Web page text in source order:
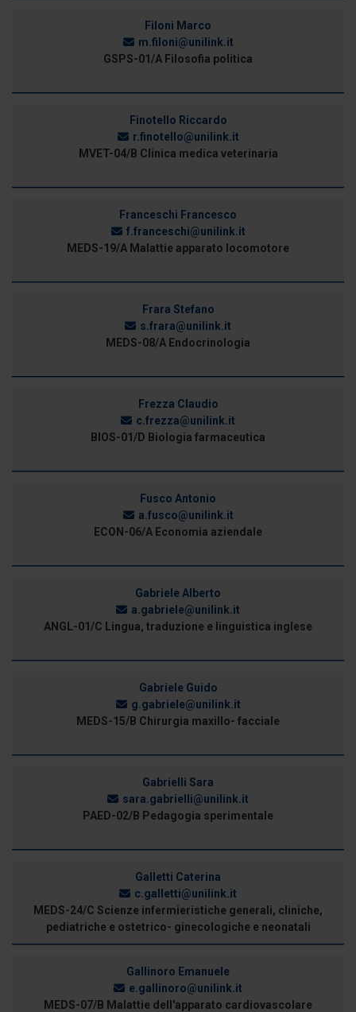
Filoni Marco
m.filoni@unilink.it
GSPS-01/A Filosofia politica
Finotello Riccardo
r.finotello@unilink.it
MVET-04/B Clinica medica veterinaria
Franceschi Francesco
f.franceschi@unilink.it
MEDS-19/A Malattie apparato locomotore
Frara Stefano
s.frara@unilink.it
MEDS-08/A Endocrinologia
Frezza Claudio
c.frezza@unilink.it
BIOS-01/D Biologia farmaceutica
Fusco Antonio
a.fusco@unilink.it
ECON-06/A Economia aziendale
Gabriele Alberto
a.gabriele@unilink.it
ANGL-01/C Lingua, traduzione e linguistica inglese
Gabriele Guido
g.gabriele@unilink.it
MEDS-15/B Chirurgia maxillo- facciale
Gabrielli Sara
sara.gabrielli@unilink.it
PAED-02/B Pedagogia sperimentale
Galletti Caterina
c.galletti@unilink.it
MEDS-24/C Scienze infermieristiche generali, cliniche,
pediatriche e ostetrico- ginecologiche e neonatali
Gallinoro Emanuele
e.gallinoro@unilink.it
MEDS-07/B Malattie dell'apparato cardiovascolare